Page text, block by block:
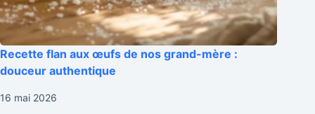
Recette flan aux œufs de nos grand-mère :
douceur authentique
16 mai 2026